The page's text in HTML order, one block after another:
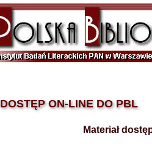
DOSTĘP ON-LINE DO PBL
Materiał